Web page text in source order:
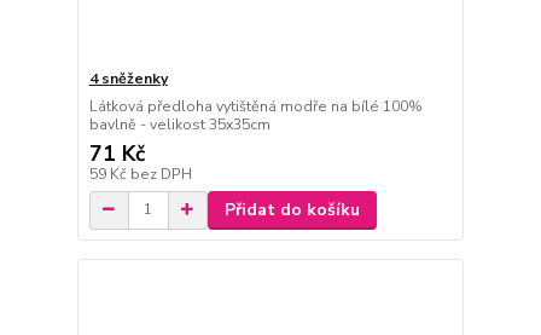
4 sněženky
Látková předloha vytištěná modře na bílé 100%
bavlně - velikost 35x35cm
71 Kč
59 Kč bez DPH
Přidat do košíku